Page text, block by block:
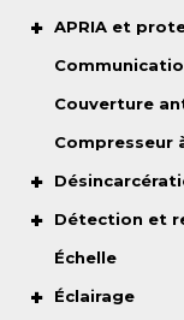
APRIA et
Couverture
Compresseur
Détection et
Échelle
Éclairage